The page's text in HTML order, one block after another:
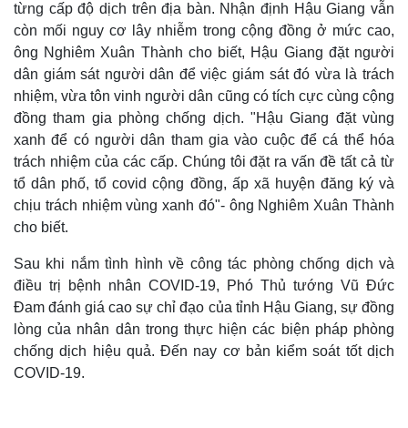
từng cấp độ dịch trên địa bàn. Nhận định Hậu Giang vẫn
còn mối nguy cơ lây nhiễm trong cộng đồng ở mức cao,
ông Nghiêm Xuân Thành cho biết, Hậu Giang đặt người
dân giám sát người dân để việc giám sát đó vừa là trách
nhiệm, vừa tôn vinh người dân cũng có tích cực cùng cộng
đồng tham gia phòng chống dịch. "Hậu Giang đặt vùng
xanh để có người dân tham gia vào cuộc để cá thể hóa
trách nhiệm của các cấp. Chúng tôi đặt ra vấn đề tất cả từ
tổ dân phố, tổ covid cộng đồng, ấp xã huyện đăng ký và
chịu trách nhiệm vùng xanh đó"- ông Nghiêm Xuân Thành
cho biết.
Sau khi nắm tình hình về công tác phòng chống dịch và
điều trị bệnh nhân COVID-19, Phó Thủ tướng Vũ Đức
Đam đánh giá cao sự chỉ đạo của tỉnh Hậu Giang, sự đồng
lòng của nhân dân trong thực hiện các biện pháp phòng
chống dịch hiệu quả. Đến nay cơ bản kiểm soát tốt dịch
COVID-19.